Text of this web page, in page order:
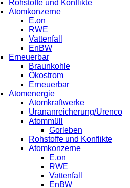
Rohstoffe und Konflikte
Atomkonzerne
E.on
RWE
Vattenfall
EnBW
Erneuerbar
Braunkohle
Ökostrom
Erneuerbar
Atomenergie
Atomkraftwerke
Urananreicherung/Urenco
Atommüll
Gorleben
Rohstoffe und Konflikte
Atomkonzerne
E.on
RWE
Vattenfall
EnBW